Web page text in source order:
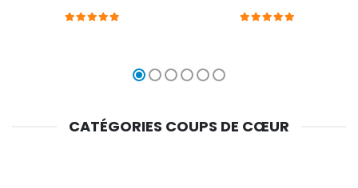
CATÉGORIES COUPS DE CŒUR